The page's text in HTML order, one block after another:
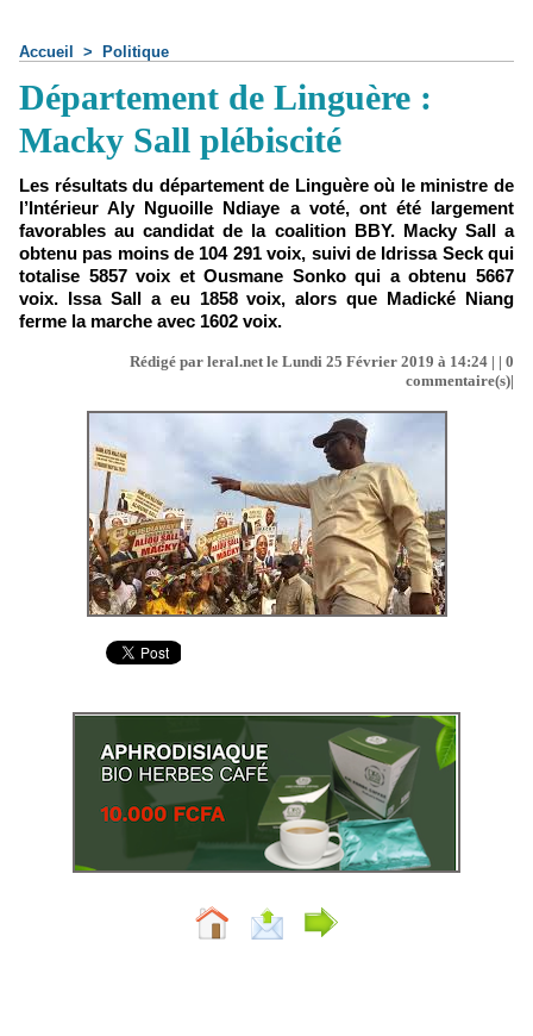
Accueil > Politique
Département de Linguère :
Macky Sall plébiscité
Les résultats du département de Linguère où le ministre de
l’Intérieur Aly Nguoille Ndiaye a voté, ont été largement
favorables au candidat de la coalition BBY. Macky Sall a
obtenu pas moins de 104 291 voix, suivi de Idrissa Seck qui
totalise 5857 voix et Ousmane Sonko qui a obtenu 5667
voix. Issa Sall a eu 1858 voix, alors que Madické Niang
ferme la marche avec 1602 voix.
Rédigé par leral.net le Lundi 25 Février 2019 à 14:24 | | 0
commentaire(s)|